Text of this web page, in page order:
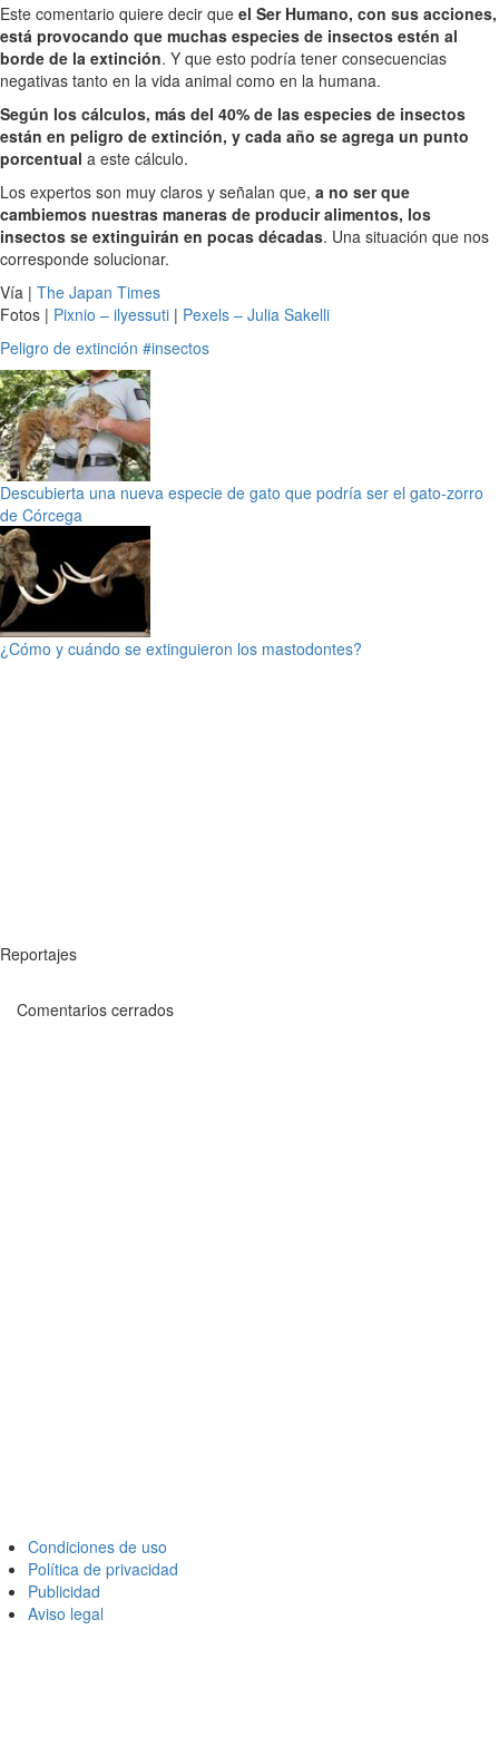
Este comentario quiere decir que el Ser Humano, con sus acciones,
está provocando que muchas especies de insectos estén al
borde de la extinción. Y que esto podría tener consecuencias
negativas tanto en la vida animal como en la humana.
Según los cálculos, más del 40% de las especies de insectos
están en peligro de extinción, y cada año se agrega un punto
porcentual a este cálculo.
Los expertos son muy claros y señalan que, a no ser que
cambiemos nuestras maneras de producir alimentos, los
insectos se extinguirán en pocas décadas. Una situación que nos
corresponde solucionar.
Vía | The Japan Times
Fotos | Pixnio – ilyessuti | Pexels – Julia Sakelli
Peligro de extinción #insectos
Descubierta una nueva especie de gato que podría ser el gato-zorro
de Córcega
¿Cómo y cuándo se extinguieron los mastodontes?
Reportajes
Comentarios cerrados
Condiciones de uso
Política de privacidad
Publicidad
Aviso legal